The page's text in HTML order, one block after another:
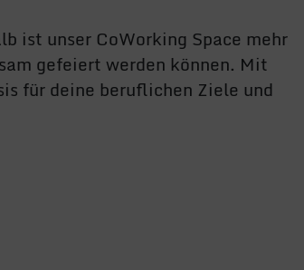
ist unser CoWorking Space mehr
gefeiert werden können. Mit
für deine beruflichen Ziele und